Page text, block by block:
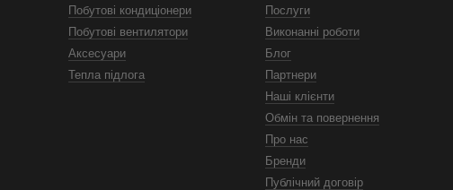
Побутові кондиціонери
Побутові вентилятори
Аксесуари
Тепла підлога
Послуги
Виконанні роботи
Блог
Партнери
Наші клієнти
Обмін та повернення
Про нас
Бренди
Публічний договір